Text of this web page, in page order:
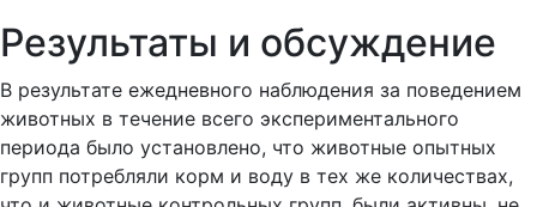
Результаты и обсуждение
В результате ежедневного наблюдения за поведением
животных в течение всего экспериментального
периода было установлено, что животные опытных
групп потребляли корм и воду в тех же количествах,